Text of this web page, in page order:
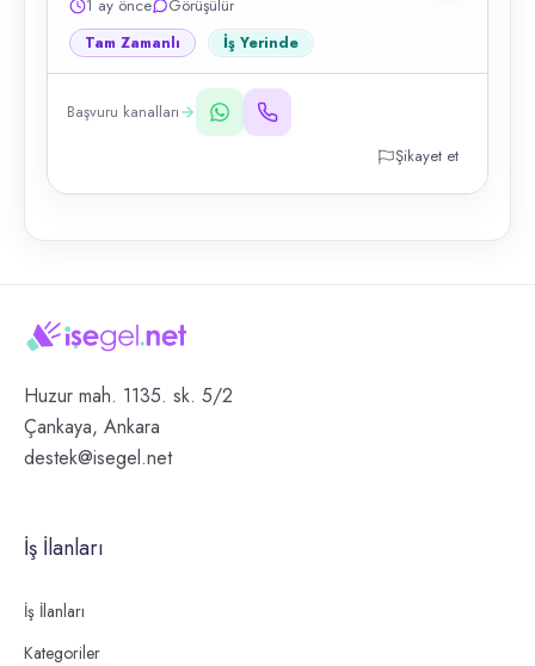
1 ay önce
Görüşülür
Tam Zamanlı İş Yerinde
Başvuru kanalları
Şikayet et
Huzur mah. 1135. sk. 5/2
Çankaya, Ankara
destek@isegel.net
İş İlanları
İş İlanları
Kategoriler